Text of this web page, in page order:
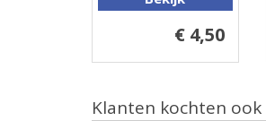
€ 4,50
Klanten kochten ook